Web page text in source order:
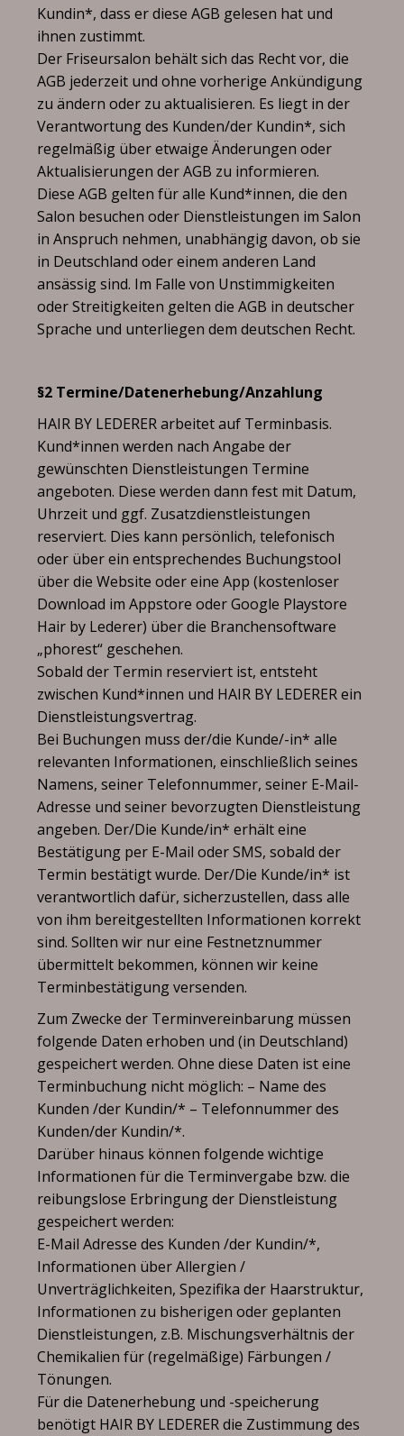
Kundin*, dass er diese AGB gelesen hat und
ihnen zustimmt.
Der Friseursalon behält sich das Recht vor, die
AGB jederzeit und ohne vorherige Ankündigung
zu ändern oder zu aktualisieren. Es liegt in der
Verantwortung des Kunden/der Kundin*, sich
regelmäßig über etwaige Änderungen oder
Aktualisierungen der AGB zu informieren.
Diese AGB gelten für alle Kund*innen, die den
Salon besuchen oder Dienstleistungen im Salon
in Anspruch nehmen, unabhängig davon, ob sie
in Deutschland oder einem anderen Land
ansässig sind. Im Falle von Unstimmigkeiten
oder Streitigkeiten gelten die AGB in deutscher
Sprache und unterliegen dem deutschen Recht.
§2 Termine/Datenerhebung/Anzahlung
HAIR BY LEDERER arbeitet auf Terminbasis.
Kund*innen werden nach Angabe der
gewünschten Dienstleistungen Termine
angeboten. Diese werden dann fest mit Datum,
Uhrzeit und ggf. Zusatzdienstleistungen
reserviert. Dies kann persönlich, telefonisch
oder über ein entsprechendes Buchungstool
über die Website oder eine App (kostenloser
Download im Appstore oder Google Playstore
Hair by Lederer) über die Branchensoftware
„phorest“ geschehen.
Sobald der Termin reserviert ist, entsteht
zwischen Kund*innen und HAIR BY LEDERER ein
Dienstleistungsvertrag.
Bei Buchungen muss der/die Kunde/-in* alle
relevanten Informationen, einschließlich seines
Namens, seiner Telefonnummer, seiner E-Mail-
Adresse und seiner bevorzugten Dienstleistung
angeben. Der/Die Kunde/in* erhält eine
Bestätigung per E-Mail oder SMS, sobald der
Termin bestätigt wurde. Der/Die Kunde/in* ist
verantwortlich dafür, sicherzustellen, dass alle
von ihm bereitgestellten Informationen korrekt
sind. Sollten wir nur eine Festnetznummer
übermittelt bekommen, können wir keine
Terminbestätigung versenden.
Zum Zwecke der Terminvereinbarung müssen
folgende Daten erhoben und (in Deutschland)
gespeichert werden. Ohne diese Daten ist eine
Terminbuchung nicht möglich: – Name des
Kunden /der Kundin/* – Telefonnummer des
Kunden/der Kundin/*.
Darüber hinaus können folgende wichtige
Informationen für die Terminvergabe bzw. die
reibungslose Erbringung der Dienstleistung
gespeichert werden:
E-Mail Adresse des Kunden /der Kundin/*,
Informationen über Allergien /
Unverträglichkeiten, Spezifika der Haarstruktur,
Informationen zu bisherigen oder geplanten
Dienstleistungen, z.B. Mischungsverhältnis der
Chemikalien für (regelmäßige) Färbungen /
Tönungen.
Für die Datenerhebung und -speicherung
benötigt HAIR BY LEDERER die Zustimmung des